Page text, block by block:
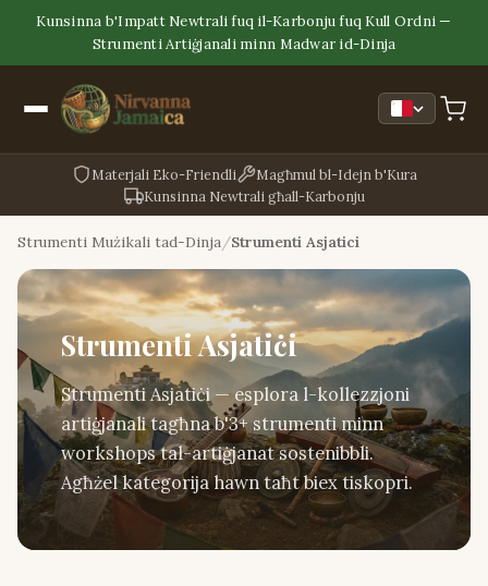
Kunsinna b'Impatt Newtrali fuq il-Karbonju fuq Kull Ordni —
Strumenti Artiġjanali minn Madwar id-Dinja
Materjali Eko-Friendli
Magħmul bl-Idejn b'Kura
Kunsinna Newtrali għall-Karbonju
Strumenti Mużikali tad-Dinja Strumenti Asjatici
Strumenti Asjatiċi
Strumenti Asjatiċi — esplora l-kollezzjoni
artiġjanali tagħna b'3+ strumenti minn
workshops tal-artiġjanat sostenibbli.
Agħżel kategorija hawn taħt biex tiskopri.